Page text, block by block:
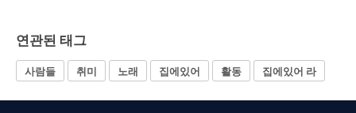
연관된 태그
사람들 취미 노래 집에있어 활동 집에있어 라